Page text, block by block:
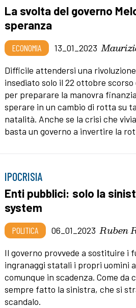
La svolta del governo
speranza
ECONOMIA 13_01_2023
Difficile attendersi una
insediato solo il 22 ottobre
per preparare la manovra
sperare in un cambio di rotta su
natalità. Anche se la crisi che
basta un governo a invertire la
IPOCRISIA
Enti pubblici: solo la
system
POLITICA 06_01_2023 Ruben
Il governo provvede a sostituire i
ingranaggi statali i propri uomini
comunque in scadenza. Come da
sempre fatto la sinistra, che si
scandalo.